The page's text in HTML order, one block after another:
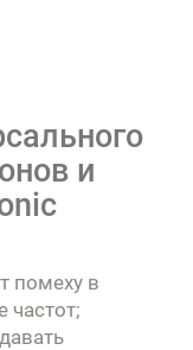
и
помеху в
частот;